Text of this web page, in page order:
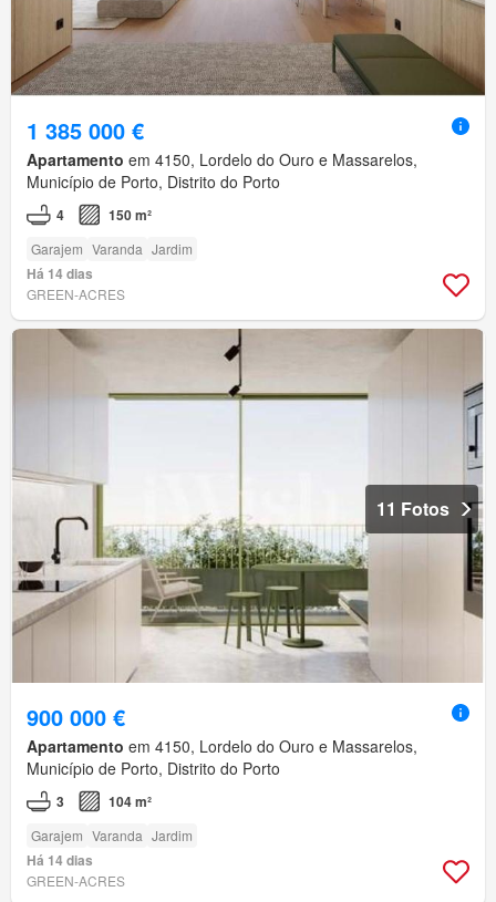
1 385 000 €
Apartamento em 4150, Lordelo do Ouro e Massarelos,
Município de Porto, Distrito do Porto
4 150 m²
Garajem Varanda Jardim
Há 14 dias
GREEN-ACRES
11 Fotos
900 000 €
Apartamento em 4150, Lordelo do Ouro e Massarelos,
Município de Porto, Distrito do Porto
3 104 m²
Garajem Varanda Jardim
Há 14 dias
GREEN-ACRES